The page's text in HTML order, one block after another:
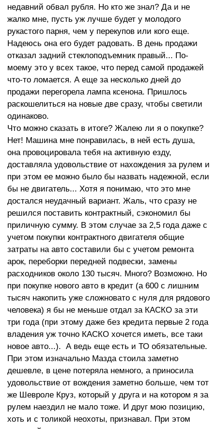
недавний обвал рубля. Но кто же знал? Да и не
жалко мне, пусть уж лучше будет у молодого
рукастого парня, чем у перекупов или кого еще.
Надеюсь она его будет радовать. В день продажи
отказал задний стеклоподъемник правый... По-
моему это у всех такое, что перед самой продажей
что-то ломается. А еще за несколько дней до
продажи перегорела лампа ксенона. Пришлось
раскошелиться на новые две сразу, чтобы светили
одинаково.
Что можно сказать в итоге? Жалею ли я о покупке?
Нет! Машина мне понравилась, в ней есть душа,
она провоцировала тебя на активную езду,
доставляла удовольствие от нахождения за рулем и
при этом ее можно было бы назвать надежной, если
бы не двигатель... Хотя я понимаю, что это мне
достался неудачный вариант. Жаль, что сразу не
решился поставить контрактный, сэкономил бы
приличную сумму. В этом случае за 2,5 года даже с
учетом покупки контрактного двигателя общие
затраты на авто составили бы с учетом ремонта
арок, переборки передней подвески, замены
расходников около 130 тысяч. Много? Возможно. Но
при покупке нового авто в кредит (а 600 с лишним
тысяч накопить уже сложновато с нуля для рядового
человека) я бы не меньше отдал за КАСКО за эти
три года (при этому даже без кредита первые 2 года
владения уж точно КАСКО хочется иметь, все таки
новое авто...). А ведь еще есть и ТО обязательные.
При этом изначально Мазда стоила заметно
дешевле, в цене потеряла немного, а приносила
удовольствие от вождения заметно больше, чем тот
же Шевроле Круз, который у друга и на котором я за
рулем наездил не мало тоже. И друг мою позицию,
хоть и с толикой неохоты, признавал. При этом